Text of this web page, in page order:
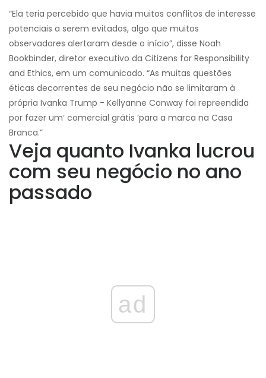
“Ela teria percebido que havia muitos conflitos de interesse
potenciais a serem evitados, algo que muitos
observadores alertaram desde o início”, disse Noah
Bookbinder, diretor executivo da Citizens for Responsibility
and Ethics, em um comunicado. “As muitas questões
éticas decorrentes de seu negócio não se limitaram à
própria Ivanka Trump - Kellyanne Conway foi repreendida
por fazer um‘ comercial grátis ’para a marca na Casa
Branca.”
Veja quanto Ivanka lucrou
com seu negócio no ano
passado
ad